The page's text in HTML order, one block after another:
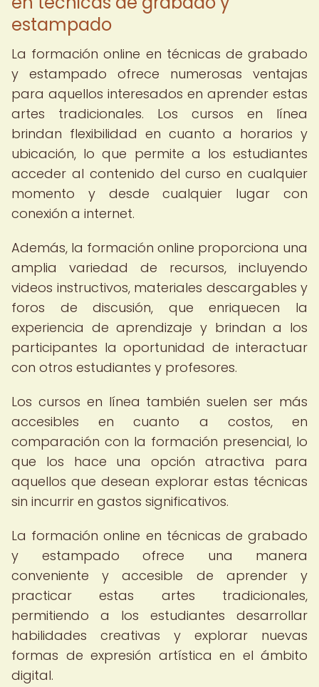
estampado
La formación online en técnicas de grabado
y estampado ofrece numerosas ventajas
para aquellos interesados en aprender estas
artes tradicionales. Los cursos en línea
brindan flexibilidad en cuanto a horarios y
ubicación, lo que permite a los estudiantes
acceder al contenido del curso en cualquier
momento y desde cualquier lugar con
conexión a internet.
Además, la formación online proporciona una
amplia variedad de recursos, incluyendo
videos instructivos, materiales descargables y
foros de discusión, que enriquecen la
experiencia de aprendizaje y brindan a los
participantes la oportunidad de interactuar
con otros estudiantes y profesores.
Los cursos en línea también suelen ser más
accesibles en cuanto a costos, en
comparación con la formación presencial, lo
que los hace una opción atractiva para
aquellos que desean explorar estas técnicas
sin incurrir en gastos significativos.
La formación online en técnicas de grabado
y estampado ofrece una manera
conveniente y accesible de aprender y
practicar estas artes tradicionales,
permitiendo a los estudiantes desarrollar
habilidades creativas y explorar nuevas
formas de expresión artística en el ámbito
digital.